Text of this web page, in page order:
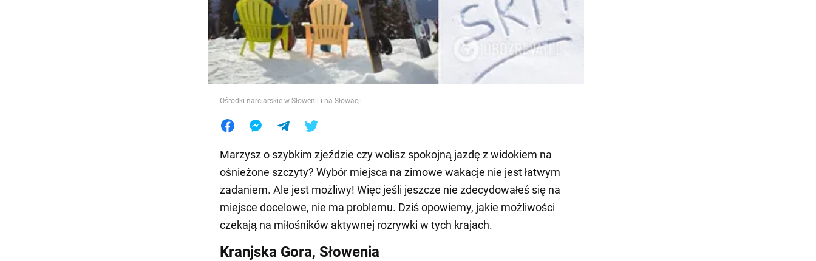
Jedzenie
Ośrodki narciarskie w Słowenii i na Słowacji
Marzysz o szybkim zjeździe czy wolisz spokojną jazdę z widokiem na
ośnieżone szczyty? Wybór miejsca na zimowe wakacje nie jest łatwym
zadaniem. Ale jest możliwy! Więc jeśli jeszcze nie zdecydowałeś się na
miejsce docelowe, nie ma problemu. Dziś opowiemy, jakie możliwości
czekają na miłośników aktywnej rozrywki w tych krajach.
Kranjska Gora, Słowenia